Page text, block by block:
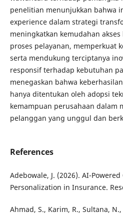
penelitian menunjukkan bahwa
experience dalam strategi
meningkatkan kemudahan
proses pelayanan, memperkuat
serta mendukung terciptanya
responsif terhadap kebutuhan
menegaskan bahwa
hanya ditentukan oleh adopsi
kemampuan perusahaan dalam
pelanggan yang unggul dan
References
Adebowale, J. (2026). AI-
Personalization in Insurance.
Ahmad, S., Karim, R., Sultana,